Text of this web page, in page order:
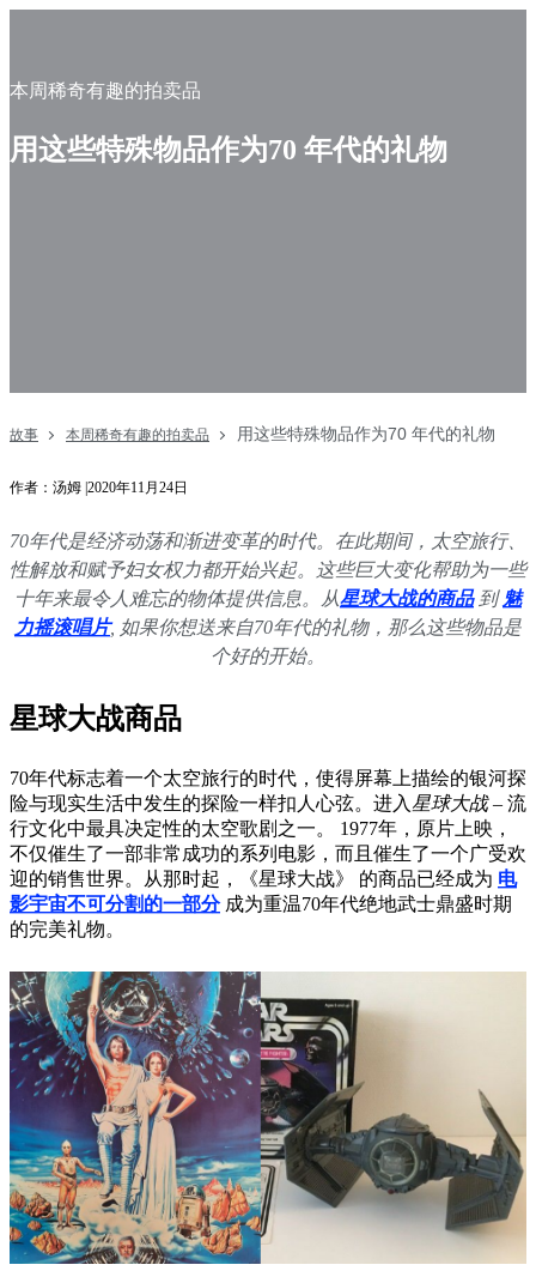
本周稀奇有趣的拍卖品
用这些特殊物品作为70 年代的礼物
故事 本周稀奇有趣的拍卖品 用这些特殊物品作为70 年代的礼物
作者：汤姆 |2020年11月24日
70年代是经济动荡和渐进变革的时代。在此期间，太空旅行、
性解放和赋予妇女权力都开始兴起。这些巨大变化帮助为一些
十年来最令人难忘的物体提供信息。从星球大战的商品到 魅
力摇滚唱片, 如果你想送来自70年代的礼物，那么这些物品是
个好的开始。
星球大战商品
70年代标志着一个太空旅行的时代，使得屏幕上描绘的银河探
险与现实生活中发生的探险一样扣人心弦。进入 星球大战– 流
行文化中最具决定性的太空歌剧之一。 1977年，原片上映，
不仅催生了一部非常成功的系列电影，而且催生了一个广受欢
迎的销售世界。从那时起，《星球大战》 的商品已经成为 电
影宇宙不可分割的一部分成为重温70年代绝地武士鼎盛时期
的完美礼物。